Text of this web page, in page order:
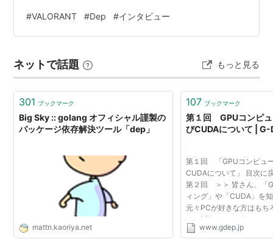
いですね。 RC Dep「30歳くらいまでは絶対に選手を続
けたいですね」「僕は日本のVALORANTのオフライン大
らしたいなと思ってます」― 英語ロスターで戦った今シ
ーズンと現役続行。そして、次の目標を語る👉
https://t.c…
#VALORANT #Dep #インタビュー
ネットで話題 もっと見る
301 ブックマーク
Big Sky :: golang オフィシャル謹製の
パッケージ依存解決ツール「dep」
mattn.kaoriya.net
107 ブックマーク
第１回 GPUコンピ
びCUDAについて | G-
第１回 「GPUコンピュ
CUDAについて」
第２回 ＞＞ 皆さん、「
ィング」や「CUDA」を
元々PCが好きな方はもち
ても近年のコンピュータ
ことがある方も多いかと
www.gdep.jp